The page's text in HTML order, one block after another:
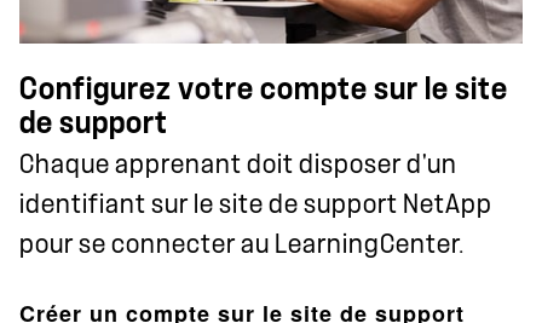
Configurez votre compte sur le site
de support
Chaque apprenant doit disposer d'un
identifiant sur le site de support NetApp
pour se connecter au LearningCenter.
Créer un compte sur le site de support